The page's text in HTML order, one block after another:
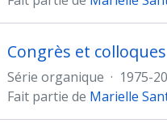
Congrès et colloques
Série organique · 1975-
Fait partie de Marielle